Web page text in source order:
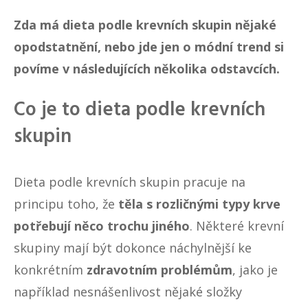
Zda má dieta podle krevních skupin nějaké
opodstatnění, nebo jde jen o módní trend si
povíme v následujících několika odstavcích.
Co je to dieta podle krevních
skupin
Dieta podle krevních skupin pracuje na
principu toho, že těla s rozličnými typy krve
potřebují něco trochu jiného. Některé krevní
skupiny mají být dokonce náchylnější ke
konkrétním zdravotním problémům, jako je
například nesnášenlivost nějaké složky